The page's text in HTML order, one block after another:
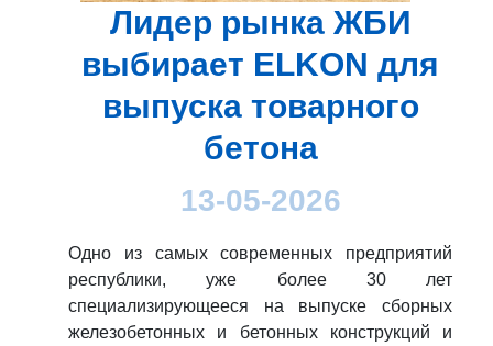
Лидер рынка ЖБИ
выбирает ELKON для
выпуска товарного
бетона
13-05-2026
Одно из самых современных предприятий
республики, уже более 30 лет
специализирующееся на выпуске сборных
железобетонных и бетонных конструкций и